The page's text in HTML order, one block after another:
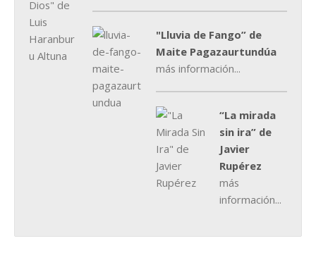
"Lluvia de Fango” de
Maite Pagazaurtundúa
más información...
“La mirada
sin ira” de
Javier
Rupérez
más
información...